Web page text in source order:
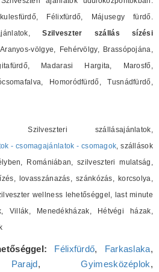
Félixfürdő, Májusegy fürdő.
Szilveszter szállás sízési
völgye, Fehérvölgy, Brassópojána,
Madarasi Hargita, Marosfő,
Homoródfürdő, Tusnádfürdő,
Szilveszteri szállásajánlatok,
- csomagajánlatok - csomagok, szállások
Romániában, szilveszteri mulatság,
lovasszánazás, szánkózás, korcsolya,
wellness lehetőséggel, last minute
Villák, Menedékházak, Hétvégi házak,
Félixfürdő, Farkaslaka,
Parajd,Gyimesközéplok,